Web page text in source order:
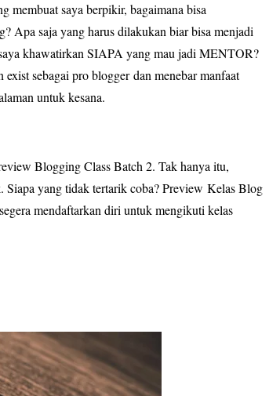
membuat saya berpikir, bagaimana bisa
Apa saja yang harus dilakukan biar bisa menjadi
khawatirkan SIAPA yang mau jadi MENTOR?
exist sebagai pro bloggerdan menebar manfaat
untuk kesana.
eview Blogging Class Batch 2. Tak hanya itu,
yang tidak tertarik coba? Preview Kelas Blog
mendaftarkan diri untuk mengikuti kelas